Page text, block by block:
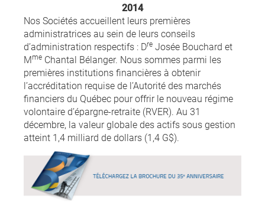
2014
Nos Sociétés accueillent leurs premières
administratrices au sein de leurs conseils
d’administration respectifs : Dre Josée Bouchard et
Mme Chantal Bélanger. Nous sommes parmi les
premières institutions financières à obtenir
l’accréditation requise de l’Autorité des marchés
financiers du Québec pour offrir le nouveau régime
volontaire d’épargne-retraite (RVER). Au 31
décembre, la valeur globale des actifs sous gestion
atteint 1,4 milliard de dollars (1,4 G$).